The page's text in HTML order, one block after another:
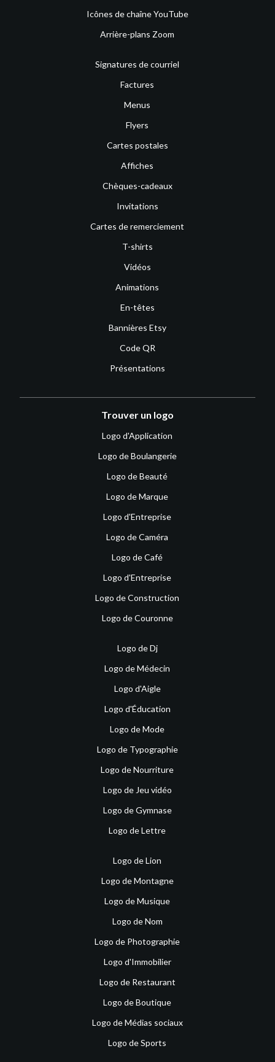
Icônes de chaîne YouTube
Arrière-plans Zoom
Signatures de courriel
Factures
Menus
Flyers
Cartes postales
Affiches
Chèques-cadeaux
Invitations
Cartes de remerciement
T-shirts
Vidéos
Animations
En-têtes
Bannières Etsy
Code QR
Présentations
Trouver un logo
Logo d'Application
Logo de Boulangerie
Logo de Beauté
Logo de Marque
Logo d'Entreprise
Logo de Caméra
Logo de Café
Logo d'Entreprise
Logo de Construction
Logo de Couronne
Logo de Dj
Logo de Médecin
Logo d'Aigle
Logo d'Éducation
Logo de Mode
Logo de Typographie
Logo de Nourriture
Logo de Jeu vidéo
Logo de Gymnase
Logo de Lettre
Logo de Lion
Logo de Montagne
Logo de Musique
Logo de Nom
Logo de Photographie
Logo d'Immobilier
Logo de Restaurant
Logo de Boutique
Logo de Médias sociaux
Logo de Sports